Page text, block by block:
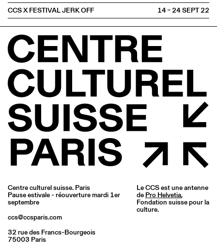
CCS X FESTIVAL JERK OFF
14 – 24 SEPT2022
Centre culturel suisse. Paris
Pause estivale - réouverture mardi 1er
septembre
ccs@ccsparis.com
32 rue des Francs-Bourgeois
75003 Paris
Le CCS est une antenne
de Pro Helvetia,
Fondation suisse pour la
culture.